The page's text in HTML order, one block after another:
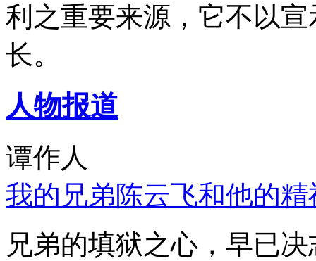
利之重要来源，它不以
长。
人物报道
谭作人
我的兄弟陈云飞和他的
兄弟的填狱之心，早已